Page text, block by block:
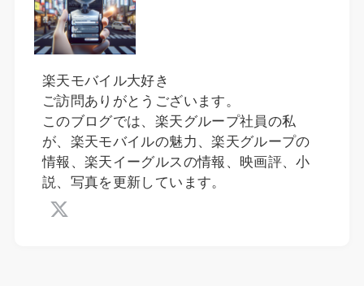
楽天モバイル大好き
ご訪問ありがとうございます。
このブログでは、楽天グループ社員の私
が、楽天モバイルの魅力、楽天グループの
情報、楽天イーグルスの情報、映画評、小
説、写真を更新しています。